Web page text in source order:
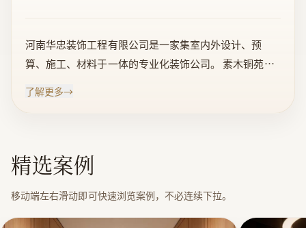
河南华忠装饰工程有限公司是一家集室内外设计、预
算、施工、材料于一体的专业化装饰公司。 素木铜苑是
衣柜橱柜门安装提供了一种既快又好的解决方案。产品
采用不含有机溶剂，以水为稀释剂，不含甲醛,比较环保
的水性漆作为涂料，具有0甲醛、无气味、阻燃、防潮防
霉、快装等优势。为追求空间美学、喜欢极简生活的消
了解更多→
精选案例
移动端左右滑动即可快速浏览案例，不必连续下拉。